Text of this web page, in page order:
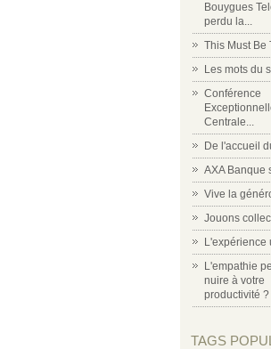
Bouygues
perdu la...
This Must Be
Les mots du
Conférence
Centrale...
De l'accueil
AXA Banque
Vive la
Jouons
L'expérience
L'empathie
nuire à votre
productivité ?
TAGS